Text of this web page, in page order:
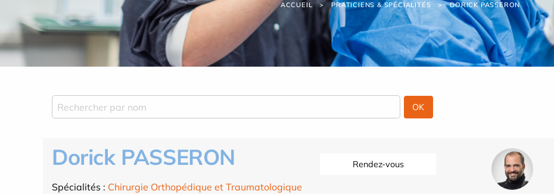
ACCUEIL PRATICIENS & SPÉCIALITÉS DORICK PASSERON
Dorick PASSERON
Spécialités : Chirurgie Orthopédique et Traumatologique
Rendez-vous